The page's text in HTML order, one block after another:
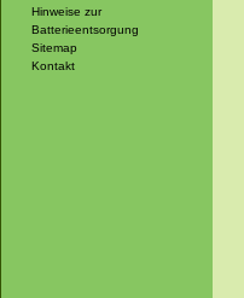
Hinweise zur
Batterieentsorgung
Sitemap
Kontakt